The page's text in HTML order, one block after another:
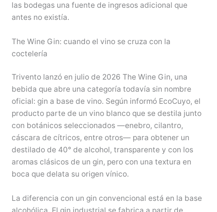
las bodegas una fuente de ingresos adicional que
antes no existía.
The Wine Gin: cuando el vino se cruza con la
coctelería
Trivento lanzó en julio de 2026 The Wine Gin, una
bebida que abre una categoría todavía sin nombre
oficial: gin a base de vino. Según informó EcoCuyo, el
producto parte de un vino blanco que se destila junto
con botánicos seleccionados —enebro, cilantro,
cáscara de cítricos, entre otros— para obtener un
destilado de 40° de alcohol, transparente y con los
aromas clásicos de un gin, pero con una textura en
boca que delata su origen vínico.
La diferencia con un gin convencional está en la base